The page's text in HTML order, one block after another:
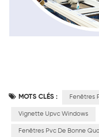
MOTS CLÉS : Fenêtres
Vignette Upvc Windows
Fenêtres Pvc De Bonne